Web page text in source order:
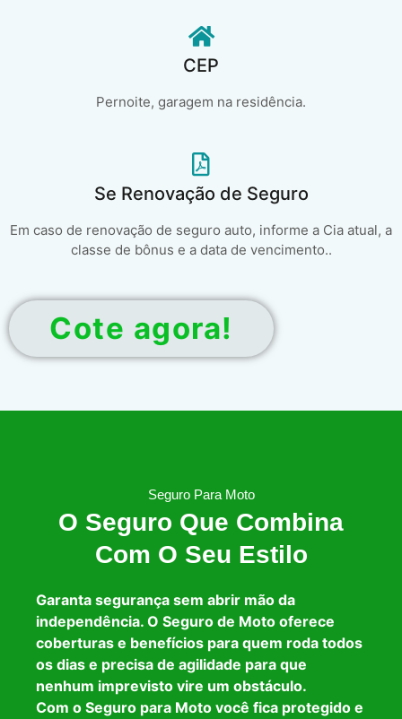
CEP
Pernoite, garagem na residência.
Se Renovação de Seguro
Em caso de renovação de seguro auto, informe a Cia atual, a
classe de bônus e a data de vencimento..
Cote agora!
Seguro Para Moto
O Seguro Que Combina
Com O Seu Estilo
Garanta segurança sem abrir mão da
independência. O Seguro de Moto oferece
coberturas e benefícios para quem roda todos
os dias e precisa de agilidade para que
nenhum imprevisto vire um obstáculo.
Com o Seguro para Moto você fica protegido e